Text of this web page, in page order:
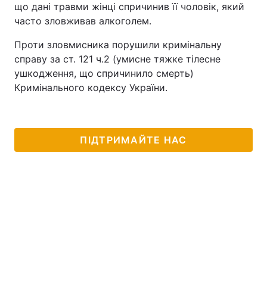
що дані травми жінці спричинив її чоловік, який
часто зловживав алкоголем.
Проти зловмисника порушили кримінальну
справу за ст. 121 ч.2 (умисне тяжке тілесне
ушкодження, що спричинило смерть)
Кримінального кодексу України.
ПІДТРИМАЙТЕ НАС